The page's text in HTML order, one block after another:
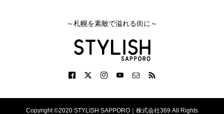
～札幌を素敵で溢れる街に～
Copyright ©2020 STYLISH SAPPORO｜株式会社369 All Rights